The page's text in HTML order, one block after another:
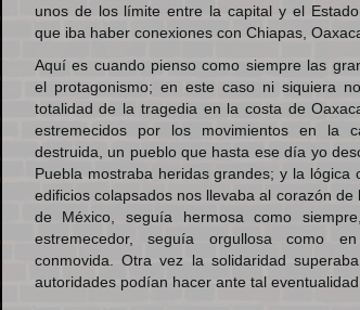
unos de los límite entre la capital y el
que iba haber conexiones con Chiapas,
Aquí es cuando pienso como siempre las
el protagonismo; en este caso ni siquiera
totalidad de la tragedia en la costa de
estremecidos por los movimientos en la
destruida, un pueblo que hasta ese día yo
Puebla mostraba heridas grandes; y la lógica
edificios colapsados nos llevaba al corazón de
de México, seguía hermosa como
estremecedor, seguía orgullosa como
conmovida. Otra vez la solidaridad
autoridades podían hacer ante tal